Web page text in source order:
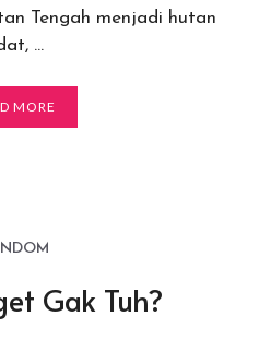
Tengah menjadi hutan
…
MORE
Gak Tuh?